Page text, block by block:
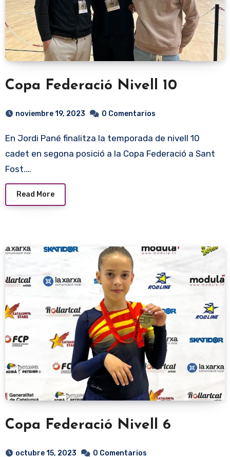
Copa Federació Nivell 10
noviembre 19, 2023 0 Comentarios
En Jordi Pané finalitza la temporada de nivell 10
cadet en segona posició a la Copa Federació a Sant
Fost.…
Read More
Copa Federació Nivell 6
octubre 15, 2023 0 Comentarios